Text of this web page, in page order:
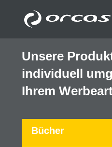
Unsere
individuell
Ihrem
Bücher